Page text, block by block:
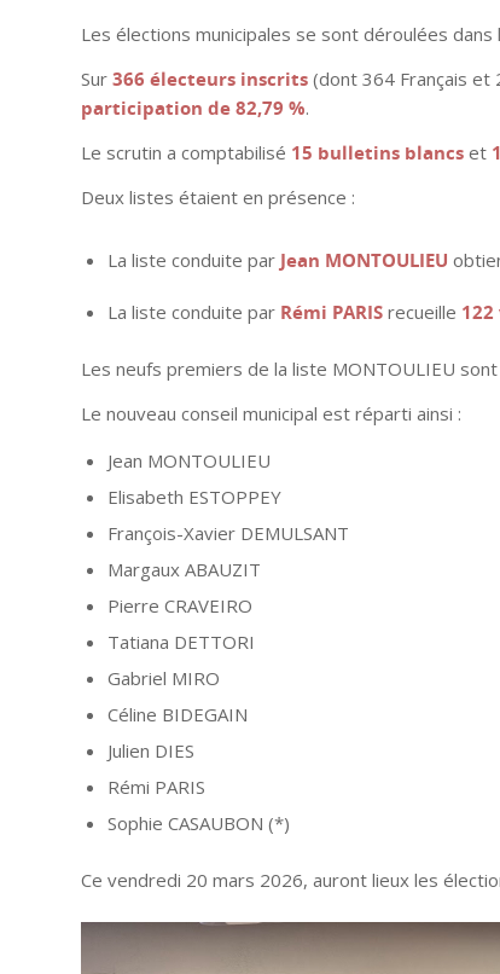
Les élections municipales se sont déroulées
Sur 366 électeurs inscrits (dont 364 Français
participation de 82,79 %.
Le scrutin a comptabilisé 15 bulletins blancs et
Deux listes étaient en présence :
La liste conduite par Jean MONTOULIEU
La liste conduite par Rémi PARIS recueille
Les neufs premiers de la liste MONTOULIEU
Le nouveau conseil municipal est réparti ainsi :
Jean MONTOULIEU
Elisabeth ESTOPPEY
François-Xavier DEMULSANT
Margaux ABAUZIT
Pierre CRAVEIRO
Tatiana DETTORI
Gabriel MIRO
Céline BIDEGAIN
Julien DIES
Rémi PARIS
Sophie CASAUBON (*)
Ce vendredi 20 mars 2026, auront lieux les